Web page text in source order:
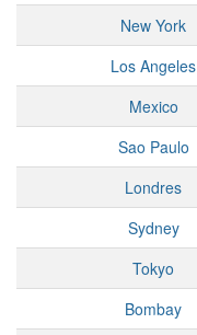
New York
Los Angeles
Mexico
Sao Paulo
Londres
Sydney
Tokyo
Bombay